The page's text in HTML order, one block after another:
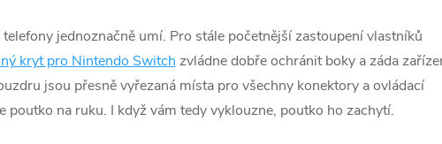
jednoznačně umí. Pro stále početnější zastoupení vlastníků
kryt pro Nintendo Switch zvládne dobře ochránit boky a záda
jsou přesně vyřezaná místa pro všechny konektory a ovládací
na ruku. I když vám tedy vyklouzne, poutko ho zachytí.